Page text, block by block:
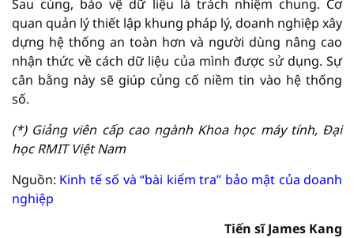
Sau cùng, bảo vệ dữ liệu là trách nhiệm chung. Cơ
quan quản lý thiết lập khung pháp lý, doanh nghiệp xây
dựng hệ thống an toàn hơn và người dùng nâng cao
nhận thức về cách dữ liệu của mình được sử dụng. Sự
cân bằng này sẽ giúp củng cố niềm tin vào hệ thống
số.
(*) Giảng viên cấp cao ngành Khoa học máy tính, Đại
học RMIT Việt Nam
Nguồn: Kinh tế số và “bài kiểm tra” bảo mật của doanh
nghiệp
Tiến sĩ James Kang